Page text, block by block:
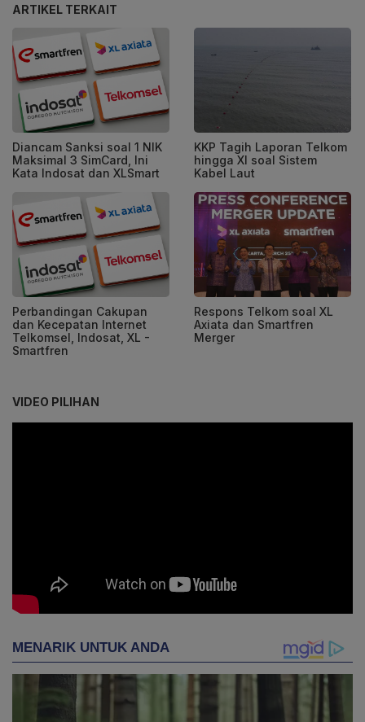
ARTIKEL TERKAIT
Diancam Sanksi soal 1 NIK
Maksimal 3 SimCard, Ini
Kata Indosat dan XLSmart
KKP Tagih Laporan Telkom
hingga Xl soal Sistem
Kabel Laut
Perbandingan Cakupan
dan Kecepatan Internet
Telkomsel, Indosat, XL -
Smartfren
Respons Telkom soal XL
Axiata dan Smartfren
Merger
VIDEO PILIHAN